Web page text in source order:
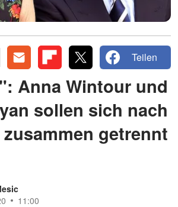
Teilen
Anna Wintour und
sollen sich nach
getrennt
11:00